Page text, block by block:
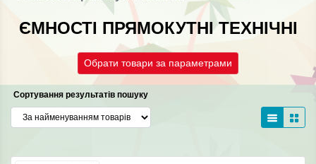
ЄМНОСТІ ПРЯМОКУТНІ ТЕХНІЧНІ
Обрати товари за параметрами
Сортування результатів пошуку